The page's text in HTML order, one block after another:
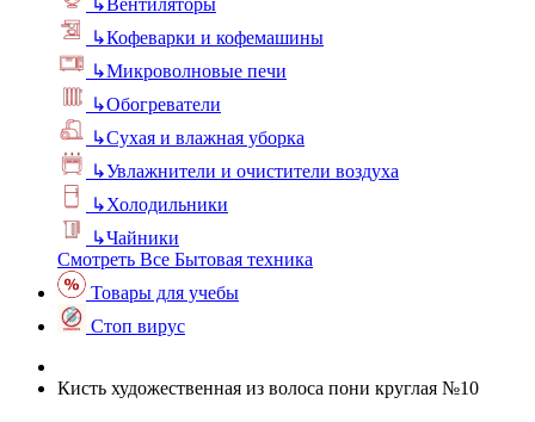
↳Кофеварки и кофемашины
↳Микроволновые печи
↳Обогреватели
↳Сухая и влажная уборка
↳Увлажнители и очистители воздуха
↳Холодильники
↳Чайники
Смотреть Все Бытовая техника
Товары для учебы
Стоп вирус
Кисть художественная из волоса пони круглая №10